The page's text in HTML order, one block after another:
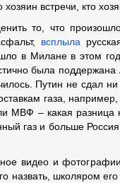
хозяин встречи, кто
то, что
всплыла
в Милане в этом
была поддержана
Путин не сдал
газа,
МВФ – какая разница
газ и больше
видео и
назвать, школяром